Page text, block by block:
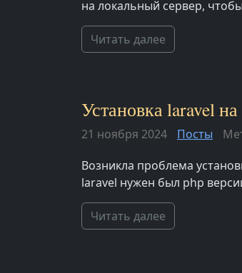
на локальный сервер,
Читать далее
Установка laravel
21 ноября 2024 Посты
Возникла проблема
laravel нужен был php
Читать далее